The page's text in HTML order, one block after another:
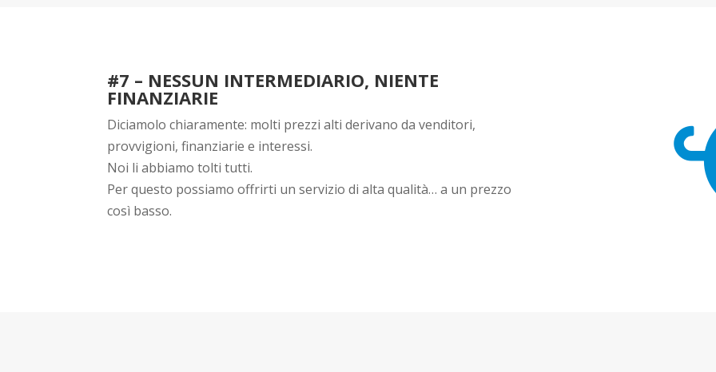
#7 – NESSUN INTERMEDIARIO, NIENTE
FINANZIARIE
Diciamolo chiaramente: molti prezzi alti derivano da venditori,
provvigioni, finanziarie e interessi.
Noi li abbiamo tolti tutti.
Per questo possiamo offrirti un servizio di alta qualità… a un prezzo
così basso.